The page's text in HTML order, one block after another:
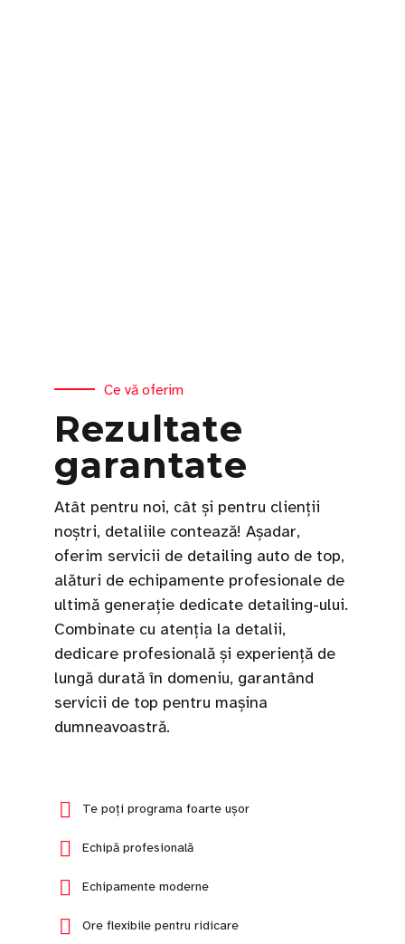
Ce vă oferim
Rezultate
garantate
Atât pentru noi, cât și pentru clienții
noștri, detaliile contează! Așadar,
oferim servicii de detailing auto de top,
alături de echipamente profesionale de
ultimă generație dedicate detailing-ului.
Combinate cu atenția la detalii,
dedicare profesională și experiență de
lungă durată în domeniu, garantând
servicii de top pentru mașina
dumneavoastră.
Te poți programa foarte ușor
Echipă profesională
Echipamente moderne
Ore flexibile pentru ridicare